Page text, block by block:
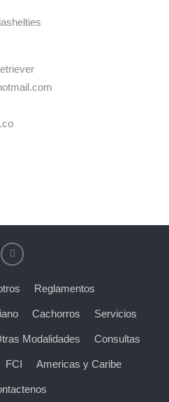
Reglamentos
Cachorros Servicios
Modalidades Consultas
FCI Americas y Caribe